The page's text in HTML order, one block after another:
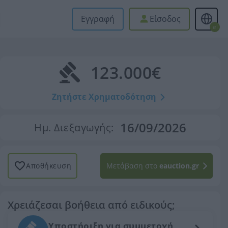
Εγγραφή Είσοδος
el
123.000€
Ζητήστε Χρηματοδότηση
Ημ. Διεξαγωγής: 16/09/2026
Αποθήκευση Μετάβαση στο eauction.gr
Χρειάζεσαι βοήθεια από ειδικούς;
Υποστήριξη για συμμετοχή